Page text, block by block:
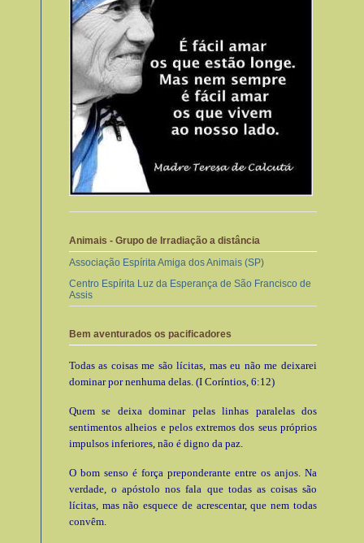
Animais - Grupo de Irradiação a distância
Associação Espírita Amiga dos Animais (SP)
Centro Espírita Luz da Esperança de São Francisco de
Assis
Bem aventurados os pacificadores
Todas as coisas me são lícitas, mas eu não me deixarei
dominar por nenhuma delas. (I Coríntios, 6:12)
Quem se deixa dominar pelas linhas paralelas dos
sentimentos alheios e pelos extremos dos seus próprios
impulsos inferiores, não é digno da paz.
O bom senso é força preponderante entre os anjos. Na
verdade, o apóstolo nos fala que todas as coisas são
lícitas, mas não esquece de acrescentar, que nem todas
convêm.